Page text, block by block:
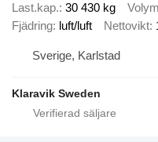
Last.kap. 30 430 kg Volym
Fjädring luft/luft Nettovikt
Sverige, Karlstad
Klaravik Sweden